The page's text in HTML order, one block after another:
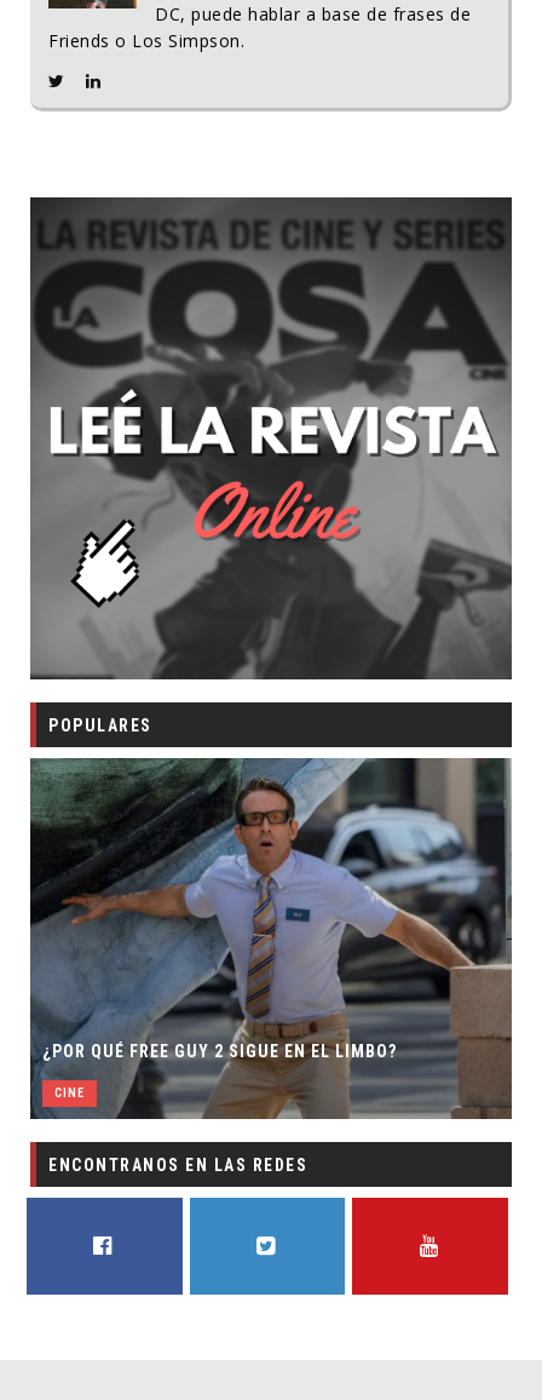
DC, puede hablar a base de frases de
Friends o Los Simpson.
POPULARES
¿POR QUÉ FREE GUY 2 SIGUE EN EL LIMBO?
CINE
ENCONTRANOS EN LAS REDES